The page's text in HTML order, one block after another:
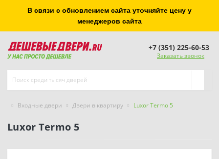
В связи с обновлением сайта уточняйте цену у
менеджеров сайта
+7 (351) 225-60-53
Заказать звонок
Входные двери Двери в квартиру Luxor Termo 5
Luxor Termo 5